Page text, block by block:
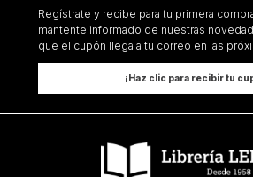
Regístrate y recibe para tu primera
mantente informado de nuestras
que el cupón llega a tu correo en las
¡Haz clic para recibir tu